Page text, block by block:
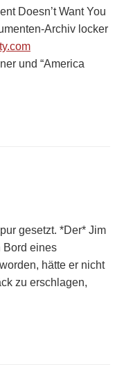
Doesn’t Want You
Archiv locker
und “America
gesetzt. *Der* Jim
Bord eines
hätte er nicht
zu erschlagen,